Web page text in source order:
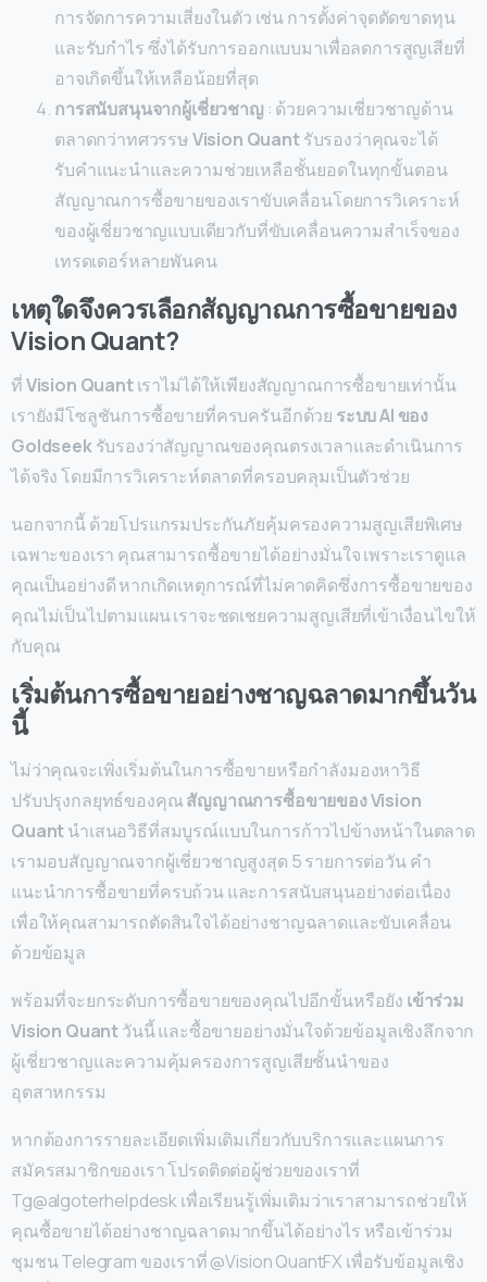
การจัดการความเสี่ยงในตัว เช่น การตั้งค่าจุดตัดขาดทุน
และรับกำไร ซึ่งได้รับการออกแบบมาเพื่อลดการสูญเสียที่
อาจเกิดขึ้นให้เหลือน้อยที่สุด
การสนับสนุนจากผู้เชี่ยวชาญ: ด้วยความเชี่ยวชาญด้าน
ตลาดกว่าทศวรรษVision Quantรับรองว่าคุณจะได้
รับคำแนะนำและความช่วยเหลือชั้นยอดในทุกขั้นตอน
สัญญาณการซื้อขายของเราขับเคลื่อนโดยการวิเคราะห์
ของผู้เชี่ยวชาญแบบเดียวกับที่ขับเคลื่อนความสำเร็จของ
เทรดเดอร์หลายพันคน
เหตุใดจึงควรเลือกสัญญาณการซื้อขายของ
Vision Quant?
ที่Vision Quantเราไม่ได้ให้เพียงสัญญาณการซื้อขายเท่านั้น
เรายังมีโซลูชันการซื้อขายที่ครบครันอีกด้วย ระบบ AI ของ
Goldseekรับรองว่าสัญญาณของคุณตรงเวลาและดำเนินการ
ได้จริง โดยมีการวิเคราะห์ตลาดที่ครอบคลุมเป็นตัวช่วย
นอกจากนี้ ด้วยโปรแกรมประกันภัยคุ้มครองความสูญเสียพิเศษ
เฉพาะของเรา คุณสามารถซื้อขายได้อย่างมั่นใจ เพราะเราดูแล
คุณเป็นอย่างดี หากเกิดเหตุการณ์ที่ไม่คาดคิดซึ่งการซื้อขายของ
คุณไม่เป็นไปตามแผน เราจะชดเชยความสูญเสียที่เข้าเงื่อนไขให้
กับคุณ
เริ่มต้นการซื้อขายอย่างชาญฉลาดมากขึ้นวัน
นี้
ไม่ว่าคุณจะเพิ่งเริ่มต้นในการซื้อขายหรือกำลังมองหาวิธี
ปรับปรุงกลยุทธ์ของคุณสัญญาณการซื้อขายของ Vision
Quantนำเสนอวิธีที่สมบูรณ์แบบในการก้าวไปข้างหน้าในตลาด
เรามอบสัญญาณจากผู้เชี่ยวชาญสูงสุด 5 รายการต่อวัน คำ
แนะนำการซื้อขายที่ครบถ้วน และการสนับสนุนอย่างต่อเนื่อง
เพื่อให้คุณสามารถตัดสินใจได้อย่างชาญฉลาดและขับเคลื่อน
ด้วยข้อมูล
พร้อมที่จะยกระดับการซื้อขายของคุณไปอีกขั้นหรือยัง เข้าร่วม
Vision Quantวันนี้ และซื้อขายอย่างมั่นใจด้วยข้อมูลเชิงลึกจาก
ผู้เชี่ยวชาญและความคุ้มครองการสูญเสียชั้นนำของ
อุตสาหกรรม
หากต้องการรายละเอียดเพิ่มเติมเกี่ยวกับบริการและแผนการ
สมัครสมาชิกของเรา โปรดติดต่อผู้ช่วยของเราที่
Tg@algoterhelpdesk เพื่อเรียนรู้เพิ่มเติมว่าเราสามารถช่วยให้
คุณซื้อขายได้อย่างชาญฉลาดมากขึ้นได้อย่างไร หรือเข้าร่วม
ชุมชน Telegram ของเราที่ @Vision QuantFX เพื่อรับข้อมูลเชิง